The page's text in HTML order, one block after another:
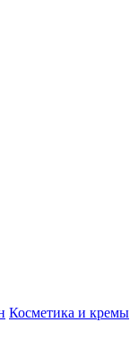
Косметика и кремы